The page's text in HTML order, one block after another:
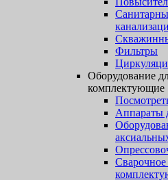
Фильтры
Оборудование
комплектующие
Аппараты
Сварочное